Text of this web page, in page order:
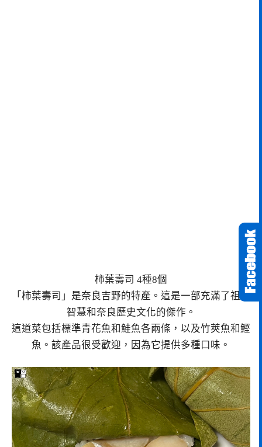
柿葉壽司 4種8個
「柿葉壽司」是奈良吉野的特產。這是一部充滿了祖先
智慧和奈良歷史文化的傑作。
這道菜包括標準青花魚和鮭魚各兩條，以及竹莢魚和鰹
魚。該產品很受歡迎，因為它提供多種口味。